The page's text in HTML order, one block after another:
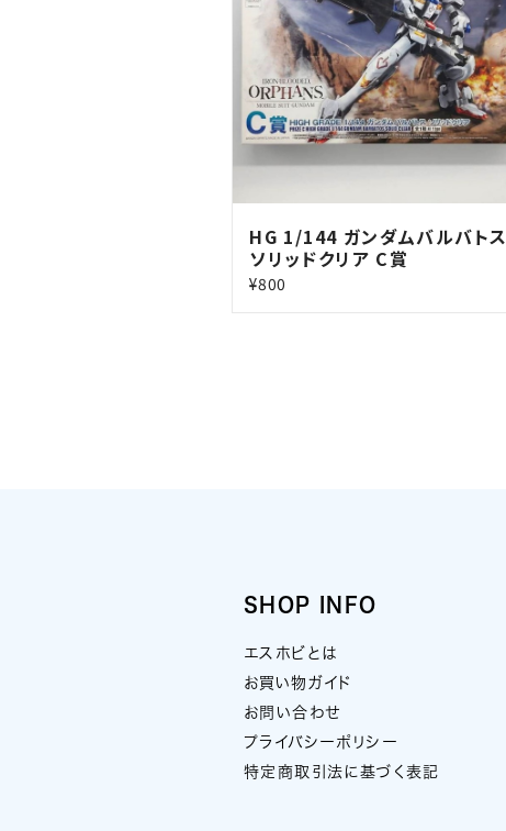
HG 1/144 ガンダムバルバトス
ソリッドクリア C賞
¥800
SHOP INFO
エスホビとは
お買い物ガイド
お問い合わせ
プライバシーポリシー
特定商取引法に基づく表記